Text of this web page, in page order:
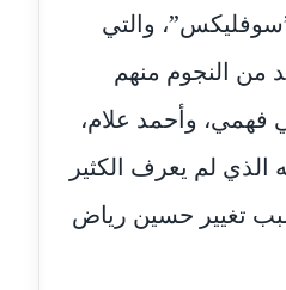
والتي
من النجوم منهم
وأحمد علام،
لم يعرف الكثير
تغيير حسين رياض